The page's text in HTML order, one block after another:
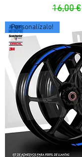
Prezzo
16,00 €
Personalízalo!